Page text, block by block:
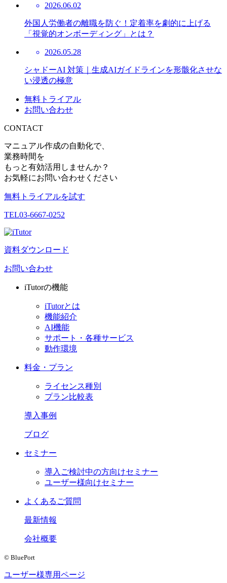
2026.06.02
外国人労働者の離職を防ぐ！定着率を劇的に上げる
「視覚的オンボーディング」とは？
2026.05.28
シャドーAI 対策｜生成AIガイドラインを形骸化させな
い浸透の極意
無料トライアル
お問い合わせ
CONTACT
マニュアル作成の自動化で、
業務時間を
もっと有効活用しませんか？
お気軽にお問い合わせください
無料トライアルを試す
TEL03-6667-0252
資料ダウンロード
お問い合わせ
iTutorの機能
iTutorとは
機能紹介
AI機能
サポート・各種サービス
動作環境
料金・プラン
ライセンス種別
プラン比較表
導入事例
ブログ
セミナー
導入ご検討中の方向けセミナー
ユーザー様向けセミナー
よくあるご質問
最新情報
会社概要
© BluePort
ユーザー様専用ページ